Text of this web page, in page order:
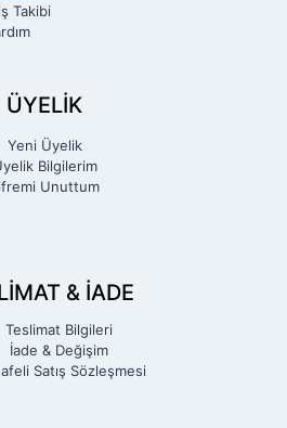
Takibi
ÜYELİK
Yeni Üyelik
Bilgilerim
Unuttum
& İADE
Teslimat Bilgileri
İade & Değişim
Satış Sözleşmesi